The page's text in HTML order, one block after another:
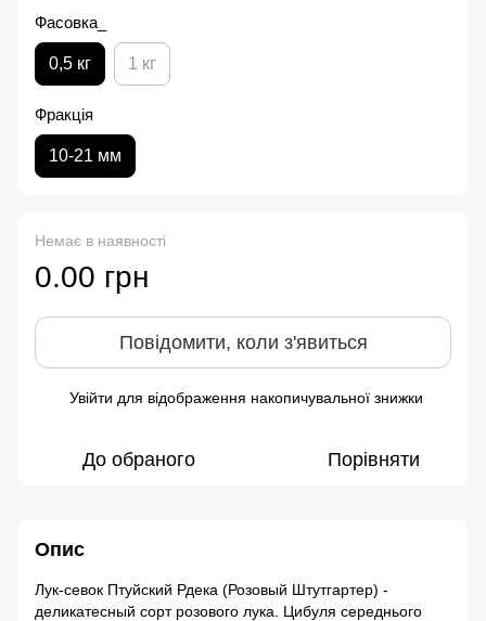
Фасовка_
0,5 кг 1 кг
Фракція
10-21 мм
Немає в наявності
0.00 грн
Повідомити, коли з'явиться
Увійти для відображення накопичувальної знижки
До обраного Порівняти
Опис
Лук-севок Птуйский Рдека (Розовый Штутгартер) -
деликатесный сорт розового лука. Цибуля середнього